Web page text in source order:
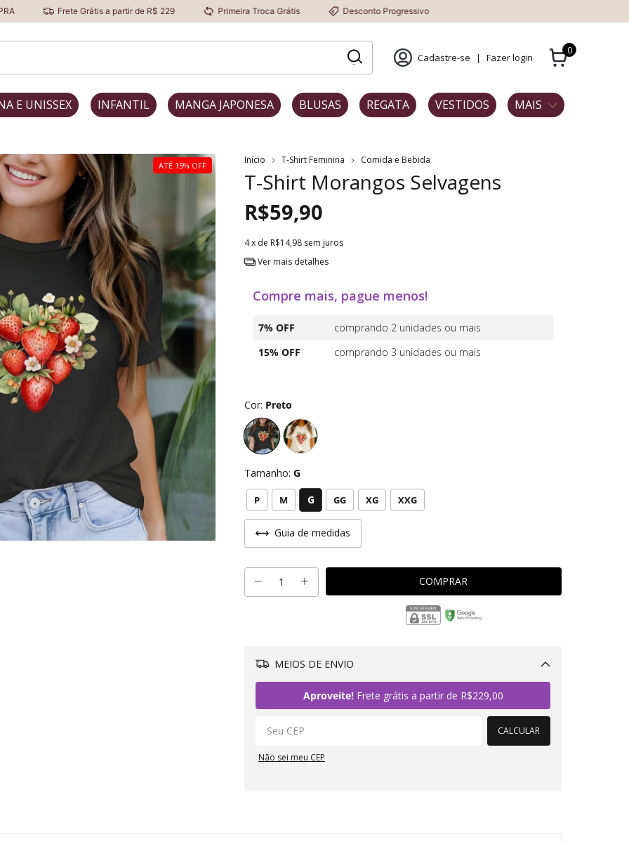
Grátis a partir de R$ 229 Primeira Troca Grátis Desconto Progressivo
Cadastre-se | Fazer login
0
E UNISSEX INFANTIL MANGA JAPONESA BLUSAS REGATA VESTIDOS MAIS
ATÉ 15% OFF Início T-Shirt Feminina Comida e Bebida
T-Shirt Morangos Selvagens
R$59,90
4x de R$14,98 sem juros
Ver mais detalhes
Compre mais, pague menos!
7% OFF
comprando 2 unidades ou mais
15% OFF
comprando 3 unidades ou mais
Cor: Preto
Tamanho: G
P M G GG XG XXG
Guia de medidas
MEIOS DE ENVIO
Aproveite!Frete grátis a partir de R$229,00
CALCULAR
Não sei meu CEP